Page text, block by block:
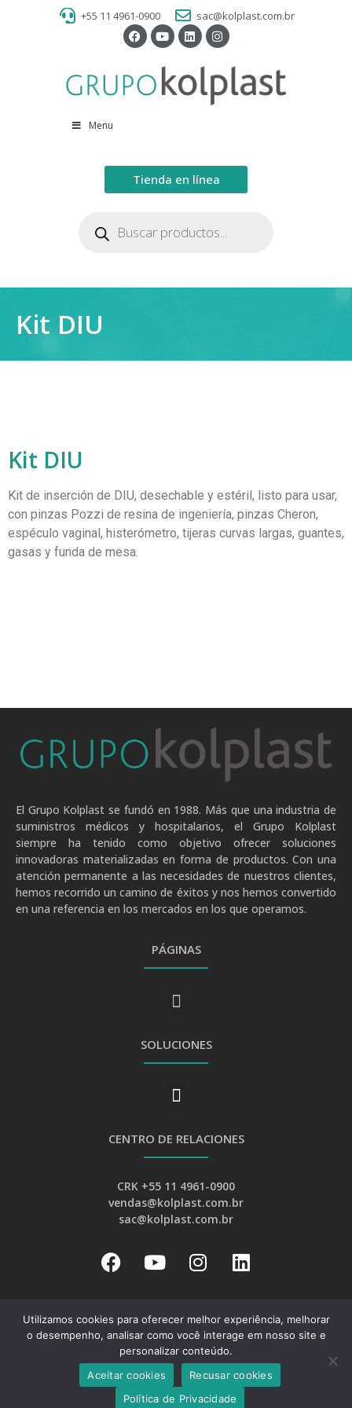
+55 11 4961-0900 sac@kolplast.com.br
Menu
Tienda en línea
Kit DIU
Kit DIU
Kit de inserción de DIU, desechable y estéril, listo para usar,
con pinzas Pozzi de resina de ingeniería, pinzas Cheron,
espéculo vaginal, histerómetro, tijeras curvas largas, guantes,
gasas y funda de mesa.
El Grupo Kolplast se fundó en 1988. Más que una industria de
suministros médicos y hospitalarios, el Grupo Kolplast
siempre ha tenido como objetivo ofrecer soluciones
innovadoras materializadas en forma de productos. Con una
atención permanente a las necesidades de nuestros clientes,
hemos recorrido un camino de éxitos y nos hemos convertido
en una referencia en los mercados en los que operamos.
PÁGINAS
SOLUCIONES
CENTRO DE RELACIONES
CRK +55 11 4961-0900
vendas@kolplast.com.br
sac@kolplast.com.br
Desarrollo:
Web Bizz Marketing Online
Utilizamos cookies para oferecer melhor experiência, melhorar
o desempenho, analisar como você interage em nosso site e
personalizar conteúdo.
Aceitar cookies
Recusar cookies
Política de Privacidade